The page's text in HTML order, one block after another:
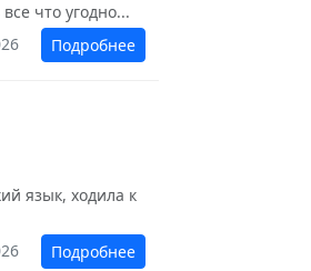
что угодно...
Подробнее
язык, ходила к
Подробнее